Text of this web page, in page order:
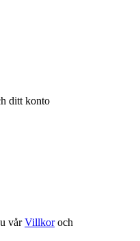
ditt konto
vår Villkor och